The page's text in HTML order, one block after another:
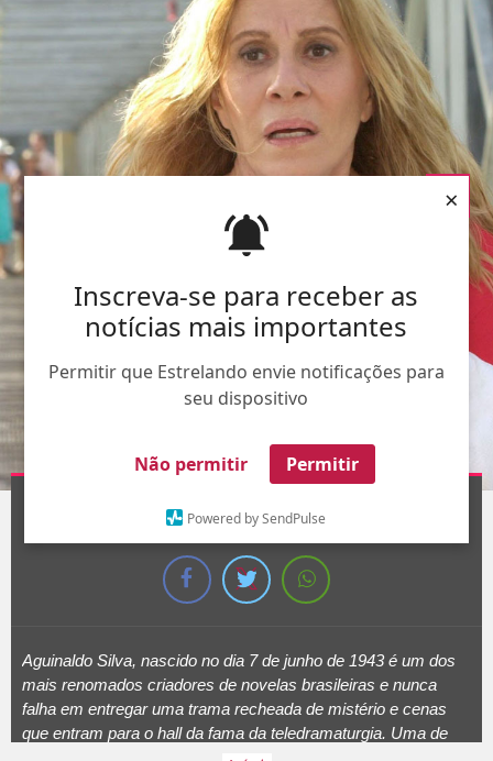
Inscreva-se para receber as
notícias mais importantes
Permitir que Estrelando envie notificações para
seu dispositivo
Não permitir Permitir
Powered by SendPulse
×
TV Globo
1/5
Aguinaldo Silva, nascido no dia 7 de junho de 1943 é um dos
mais renomados criadores de novelas brasileiras e nunca
falha em entregar uma trama recheada de mistério e cenas
que entram para o hallda fama da teledramaturgia. Uma de
Senhora do Destino